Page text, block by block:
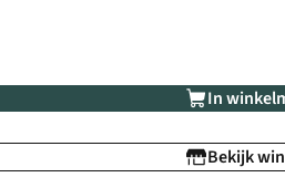
In
Bekijk